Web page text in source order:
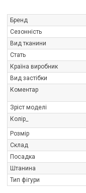
Бренд
Сезонність
Вид тканини
Стать
Країна виробник
Вид застібки
Коментар
Зріст моделі
Колір_
Розмір
Склад
Посадка
Штанина
Тип фігури